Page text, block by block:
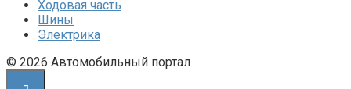
Ходовая часть
Шины
Электрика
© 2026 Автомобильный портал